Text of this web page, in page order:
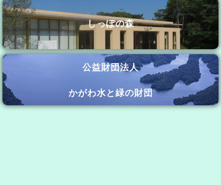
しっぽの森
公益財団法人
かがわ水と緑の財団